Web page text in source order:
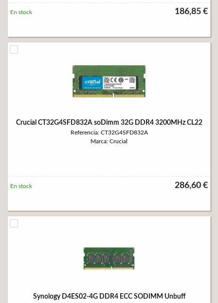
186,85 €
En stock
Crucial CT32G4SFD832A soDimm 32G DDR4 3200MHz CL22
Referencia: CT32G4SFD832A
Marca: Crucial
286,60 €
En stock
Synology D4ES02-4G DDR4 ECC SODIMM Unbuff